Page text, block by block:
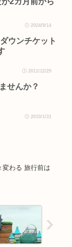
2024/9/14
ウンチケット
2011/12/29
せんか？
2010/1/31
変わる 旅行前は